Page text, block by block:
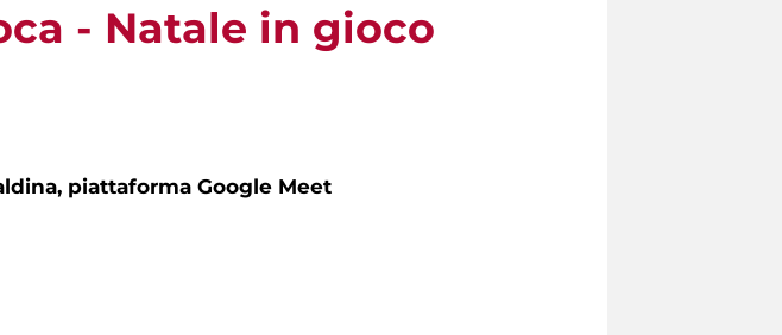
- Natale in gioco
piattaforma Google Meet